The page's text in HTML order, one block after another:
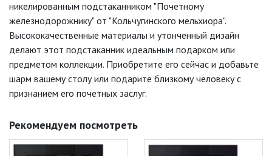
никелированным подстаканником "Почетному
железнодорожнику" от "Кольчугинского мельхиора".
Высококачественные материалы и утонченный дизайн
делают этот подстаканник идеальным подарком или
предметом коллекции. Приобретите его сейчас и добавьте
шарм вашему столу или подарите близкому человеку с
признанием его почетных заслуг.
Рекомендуем посмотреть